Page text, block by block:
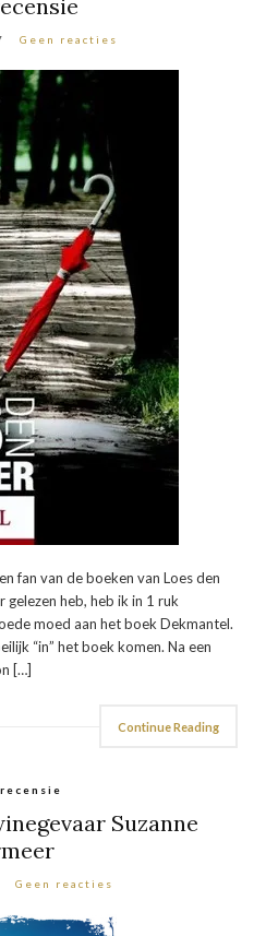
Geen reacties
fan van de boeken van Loes den
gelezen heb, heb ik in 1 ruk
moed aan het boek Dekmantel.
“in” het boek komen. Na een
[…]
Continue Reading
Suzanne
Geen reacties